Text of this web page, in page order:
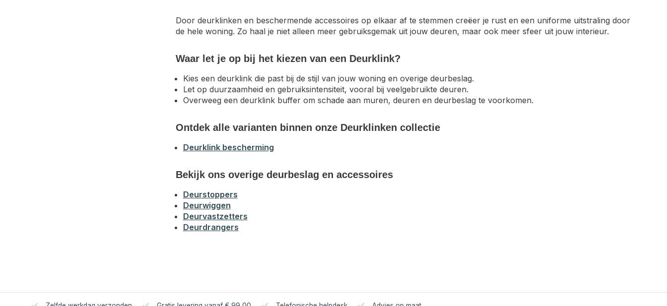
Door deurklinken en beschermende accessoires op elkaar af te stemmen creëer je rust en een uniforme uitstraling door
de hele woning. Zo haal je niet alleen meer gebruiksgemak uit jouw deuren, maar ook meer sfeer uit jouw interieur.
Waar let je op bij het kiezen van een Deurklink?
Kies een deurklink die past bij de stijl van jouw woning en overige deurbeslag.
Let op duurzaamheid en gebruiksintensiteit, vooral bij veelgebruikte deuren.
Overweeg een deurklink buffer om schade aan muren, deuren en deurbeslag te voorkomen.
Ontdek alle varianten binnen onze Deurklinken collectie
Deurklink bescherming
Bekijk ons overige deurbeslag en accessoires
Deurstoppers
Deurwiggen
Deurvastzetters
Deurdrangers